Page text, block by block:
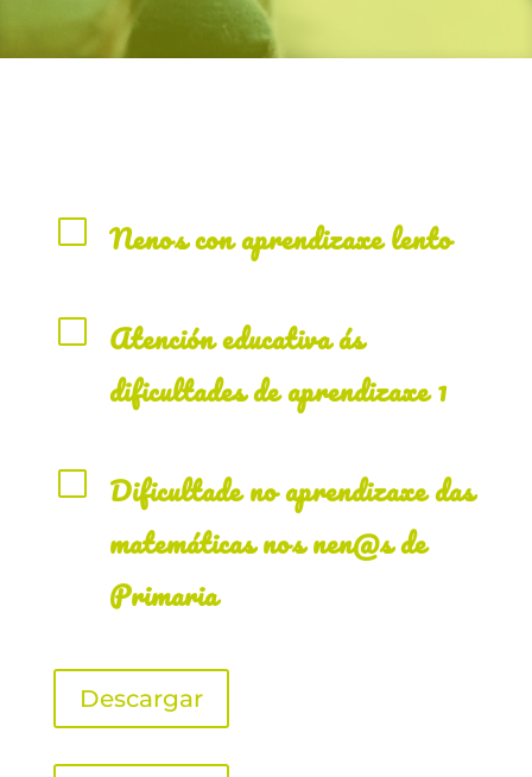
V Nenos con aprendizaxe lento
V
Atención educativa ás
dificultades de aprendizaxe 1
V
Dificultade no aprendizaxe das
matemáticas nos nen@s de
Primaria
Descargar